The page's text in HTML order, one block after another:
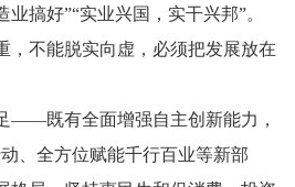
搞好”“实业兴国，实干兴邦”。
，不能脱实向虚，必须把发展放在
——既有全面增强自主创新能力，
、全方位赋能千行百业等新部